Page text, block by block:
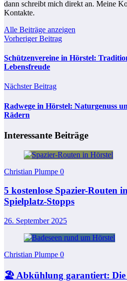
dann schreibt mich direkt an. Meine
Kontakte.
Alle Beiträge anzeigen
Vorheriger Beitrag
Schützenvereine in Hörstel:
Lebensfreude
Nächster Beitrag
Radwege in Hörstel: Naturgenuss
Rädern
Interessante Beiträge
Christian Plumpe 0
5 kostenlose Spazier-Routen
Spielplatz-Stopps
26. September 2025
Christian Plumpe 0
🏖️ Abkühlung garantiert: Die